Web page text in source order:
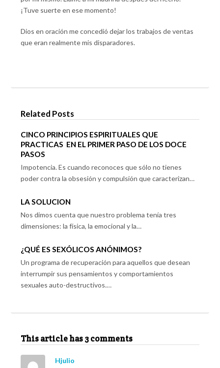
¡Tuve suerte en ese momento!
Dios en oración me concedió dejar los trabajos de ventas
que eran realmente mis disparadores.
Related Posts
CINCO PRINCIPIOS ESPIRITUALES QUE
PRACTICAS EN EL PRIMER PASO DE LOS DOCE
PASOS
Impotencia. Es cuando reconoces que sólo no tienes
poder contra la obsesión y compulsión que caracterizan…
LA SOLUCION
Nos dimos cuenta que nuestro problema tenía tres
dimensiones: la física, la emocional y la…
¿QUÉ ES SEXÓLICOS ANÓNIMOS?
Un programa de recuperación para aquellos que desean
interrumpir sus pensamientos y comportamientos
sexuales auto-destructivos.…
This article has 3 comments
Hjulio